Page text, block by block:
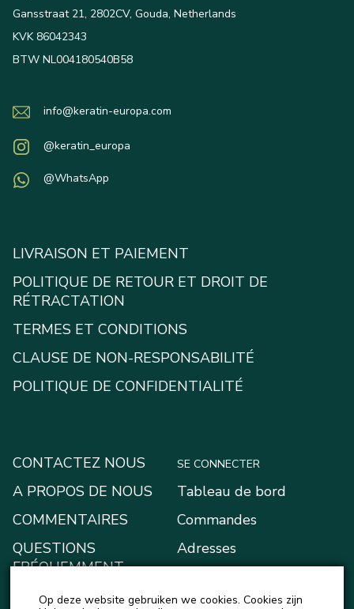
Gansstraat 21, 2802CV, Gouda, Netherlands
KVK 86042343
BTW NL004180540B58
info@keratin-europa.com
@keratin_europa
@WhatsApp
LIVRAISON ET PAIEMENT
POLITIQUE DE RETOUR ET DROIT DE
RÉTRACTATION
TERMES ET CONDITIONS
CLAUSE DE NON-RESPONSABILITÉ
POLITIQUE DE CONFIDENTIALITÉ
CONTACTEZ NOUS
A PROPOS DE NOUS
COMMENTAIRES
QUESTIONS
FRÉQUEMMENT
SE CONNECTER
Tableau de bord
Commandes
Adresses
Op deze website gebruiken we cookies. Cookies zijn